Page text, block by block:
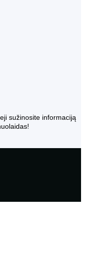
sužinosite informaciją